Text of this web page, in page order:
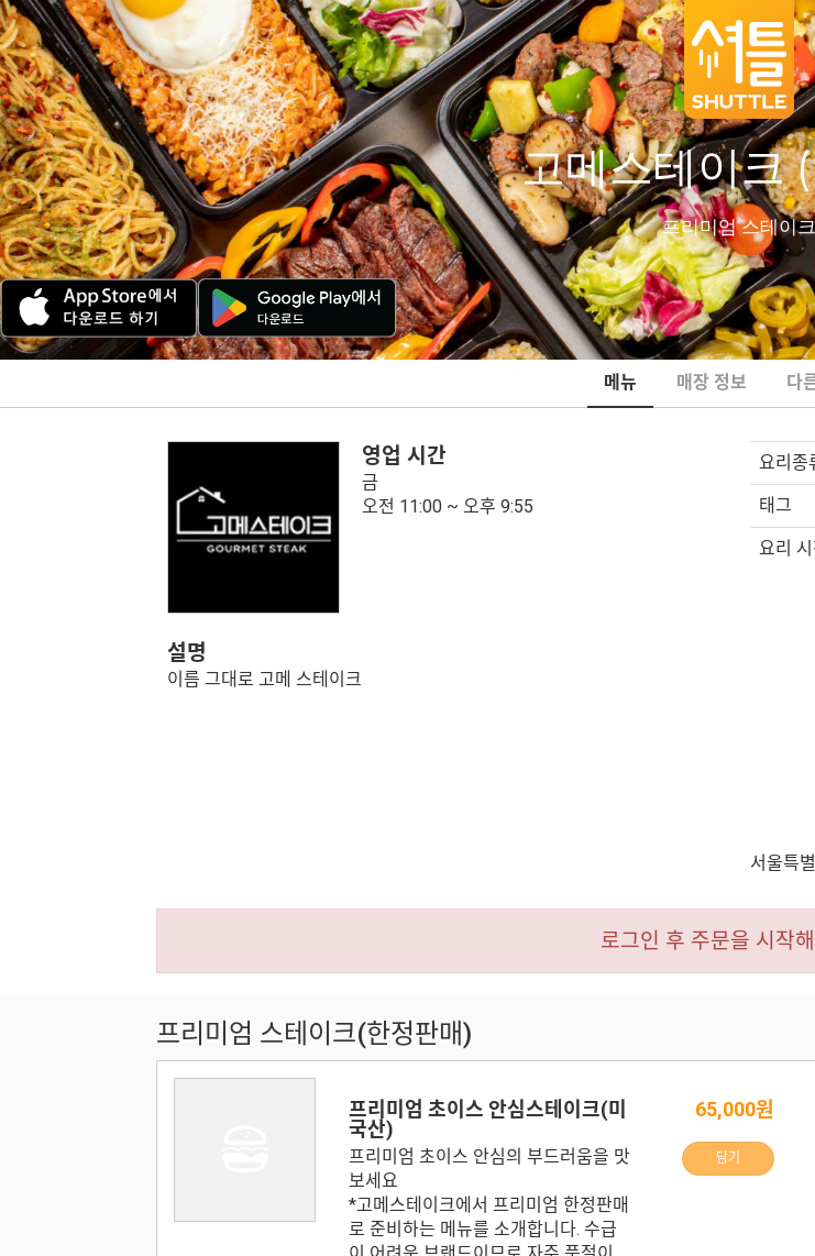
고메스테이크
프리미엄 스테이크
메뉴 매장 정보 다
영업 시간
금
오전 11:00 ~ 오후 9:55
요리종
태그
요리
설명
이름 그대로 고메 스테이크
서울특
로그인 후 주문을 시작
프리미엄 스테이크(한정판매)
프리미엄 초이스 안심스테이크(미
국산)
프리미엄 초이스 안심의 부드러움을 맛
보세요
*고메스테이크에서 프리미엄 한정판매
로 준비하는 메뉴를 소개합니다. 수급
65,000원
담기